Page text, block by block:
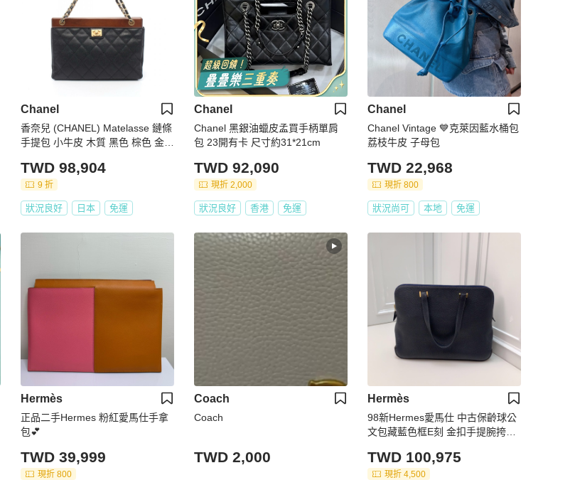
Chanel
香奈兒 (CHANEL) Matelasse 鏈條
手提包 小牛皮 木質 黑色 棕色 金色
TWD 98,904
9 折
狀況良好 日本 免運
Chanel
Chanel 黑銀油蠟皮孟買手柄單肩
包 23開有卡 尺寸約31*21cm
TWD 92,090
現折 2,000
狀況良好 香港 免運
Chanel
Chanel Vintage 💙克萊因藍水桶包
荔枝牛皮 子母包
TWD 22,968
現折 800
狀況尚可 本地 免運
Hermès
正品二手Hermes 粉紅愛馬仕手拿
包💕
TWD 39,999
現折 800
Coach
Coach
TWD 2,000
Hermès
98新Hermes愛馬仕 中古保齡球公
文包藏藍色框E刻 金扣手提腕挎都
TWD 100,975
現折 4,500